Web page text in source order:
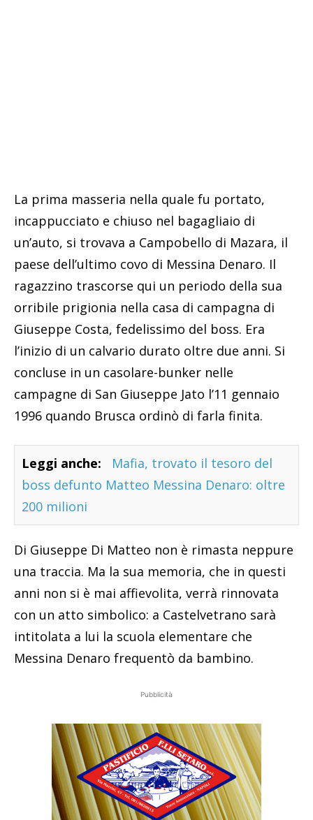
La prima masseria nella quale fu portato,
incappucciato e chiuso nel bagagliaio di
un’auto, si trovava a Campobello di Mazara, il
paese dell’ultimo covo di Messina Denaro. Il
ragazzino trascorse qui un periodo della sua
orribile prigionia nella casa di campagna di
Giuseppe Costa, fedelissimo del boss. Era
l’inizio di un calvario durato oltre due anni. Si
concluse in un casolare-bunker nelle
campagne di San Giuseppe Jato l’11 gennaio
1996 quando Brusca ordinò di farla finita.
Leggi anche:
Mafia, trovato il tesoro del
boss defunto Matteo Messina Denaro: oltre
200 milioni
Di Giuseppe Di Matteo non è rimasta neppure
una traccia. Ma la sua memoria, che in questi
anni non si è mai affievolita, verrà rinnovata
con un atto simbolico: a Castelvetrano sarà
intitolata a lui la scuola elementare che
Messina Denaro frequentò da bambino.
Pubblicità